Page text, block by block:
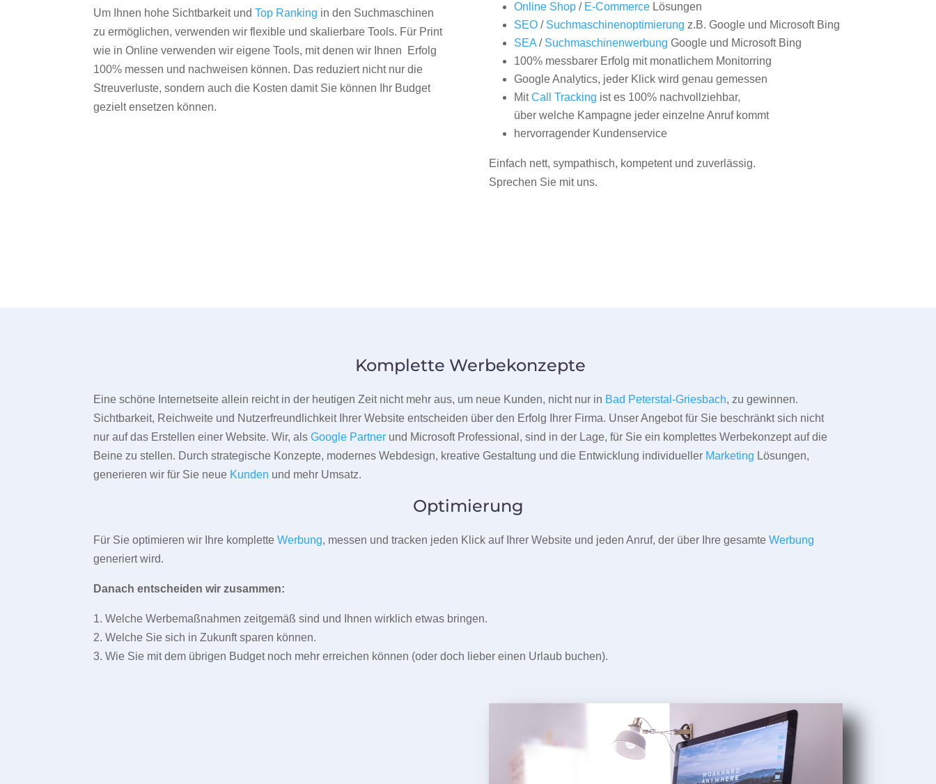
Um Ihnen hohe Sichtbarkeit undTop Ranking in den Suchmaschinen
zu ermöglichen, verwenden wir flexible und skalierbare Tools. Für Print
wie in Online verwenden wir eigene Tools, mit denen wir Ihnen Erfolg
100% messen und nachweisen können. Das reduziert nicht nur die
Streuverluste, sondern auch die Kosten damit Sie können Ihr Budget
gezielt ensetzen können.
Online Shop/ E-CommerceLösungen
SEO/ Suchmaschinenoptimierung z.B. Google und Microsoft Bing
SEA/ Suchmaschinenwerbung Google und Microsoft Bing
100% messbarer Erfolg mit monatlichem Monitorring
Google Analytics, jeder Klick wird genau gemessen
MitCall Tracking ist es 100% nachvollziehbar,
über welche Kampagne jeder einzelne Anruf kommt
hervorragender Kundenservice
Einfach nett, sympathisch, kompetent und zuverlässig.
Sprechen Sie mit uns.
Komplette Werbekonzepte
Eine schöne Internetseite allein reicht in der heutigen Zeit nicht mehr aus, um neue Kunden, nicht nur in Bad Peterstal-Griesbach, zu gewinnen.
Sichtbarkeit, Reichweite und Nutzerfreundlichkeit Ihrer Website entscheiden über den Erfolg Ihrer Firma. Unser Angebot für Sie beschränkt sich nicht
nur auf das Erstellen einer Website. Wir, alsGoogle Partner und Microsoft Professional, sind in der Lage, für Sie ein komplettes Werbekonzept auf die
Beine zu stellen. Durch strategische Konzepte, modernes Webdesign, kreative Gestaltung und die Entwicklung individueller Marketing Lösungen,
generieren wir für Sie neue Kunden und mehr Umsatz.
Optimierung
Für Sie optimieren wir Ihre kompletteWerbung, messen und tracken jeden Klick auf Ihrer Website und jeden Anruf, der über Ihre gesamteWerbung
generiert wird.
Danach entscheiden wir zusammen:
1. Welche Werbemaßnahmen zeitgemäß sind und Ihnen wirklich etwas bringen.
2. Welche Sie sich in Zukunft sparen können.
3. Wie Sie mit dem übrigen Budget noch mehr erreichen können (oder doch lieber einen Urlaub buchen).